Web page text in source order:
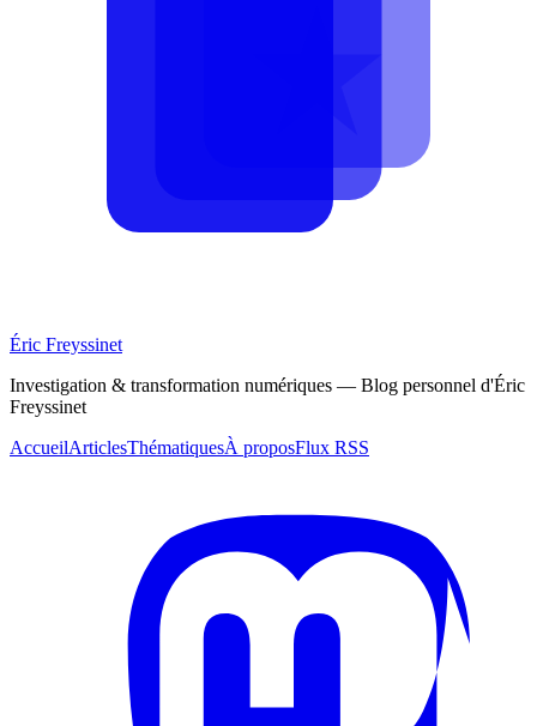
Éric Freyssinet
Investigation & transformation numériques — Blog personnel d'Éric
Freyssinet
AccueilArticlesThématiquesÀ proposFlux RSS